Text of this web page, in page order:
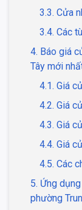
3.3. Cửa
3.4. Các
4. Báo giá
Tây mới
4.1. Giá
4.2. Giá
4.3. Giá
4.4. Giá
4.5. Các
5. Ứng
phường